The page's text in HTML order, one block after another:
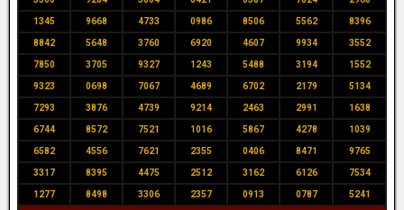
1345 9668 4733 0986 8506 5562 8396
8842 5648 3760 6920 4607 9934 3552
7850 3705 9327 1243 5488 3194 1552
9323 0698 7067 4689 6702 2179 5134
7293 3876 4739 9214 2463 2991 1638
6744 8572 7521 1016 5867 4278 1039
6582 4556 7621 2355 0406 8471 9765
3317 8395 4475 2512 3162 6126 7534
1277 8498 3306 2357 0913 0787 5241